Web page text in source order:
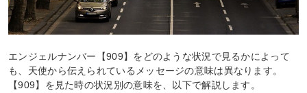
エンジェルナンバー【909】をどのような状況で見るかによって
も、天使から伝えられているメッセージの意味は異なります。
【909】を見た時の状況別の意味を、以下で解説します。